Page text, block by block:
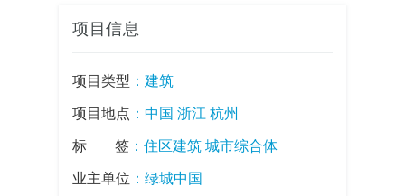
项目信息
项目类型 ： 建筑
项目地点 ：中国 浙江 杭州
标签 ： 住区建筑 城市综合体
业主单位 ：绿城中国